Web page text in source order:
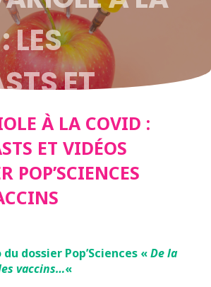
LES
ET
DOSSIER
SUR
À LA COVID :
ET VIDÉOS
POP’SCIENCES
dossier Pop’Sciences «De la
vaccins…«